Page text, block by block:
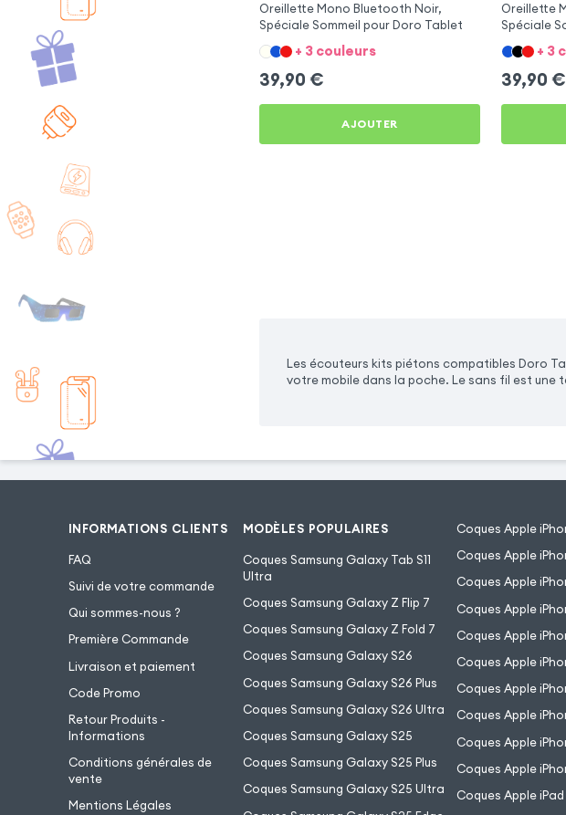
Oreillette Mono Bluetooth Noir,
Spéciale Sommeil pour Doro Tablet
+ 3 couleurs
39,90 €
AJOUTER
Oreillette
Spéciale
+ 3
39,90 €
Les écouteurs kits piétons compatibles Doro
votre mobile dans la poche. Le sans fil est
INFORMATIONS CLIENTS
FAQ
Suivi de votre commande
Qui sommes-nous ?
Première Commande
Livraison et paiement
Code Promo
Retour Produits -
Informations
Conditions générales de
vente
Mentions Légales
MODÈLES POPULAIRES
Coques Samsung Galaxy Tab S11
Ultra
Coques Samsung Galaxy Z Flip 7
Coques Samsung Galaxy Z Fold 7
Coques Samsung Galaxy S26
Coques Samsung Galaxy S26 Plus
Coques Samsung Galaxy S26 Ultra
Coques Samsung Galaxy S25
Coques Samsung Galaxy S25 Plus
Coques Samsung Galaxy S25 Ultra
Coques Apple
Coques Apple
Coques Apple
Coques Apple
Coques Apple
Coques Apple
Coques Apple
Coques Apple
Coques Apple
Coques Apple
Coques Apple iPad